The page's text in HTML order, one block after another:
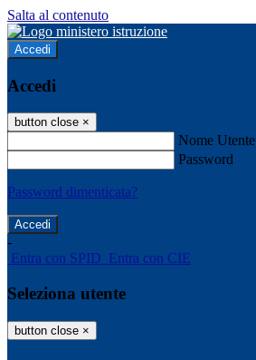
Salta al contenuto
Accedi
Accedi
button close ×
Nome Utente
Password
Password dimenticata?
-
Entra con SPID Entra con CIE
Seleziona utente
button close ×